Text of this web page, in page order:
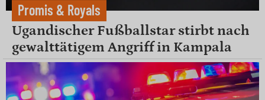
Promis & Royals
Ugandischer Fußballstar stirbt nach
gewalttätigem Angriff in Kampala